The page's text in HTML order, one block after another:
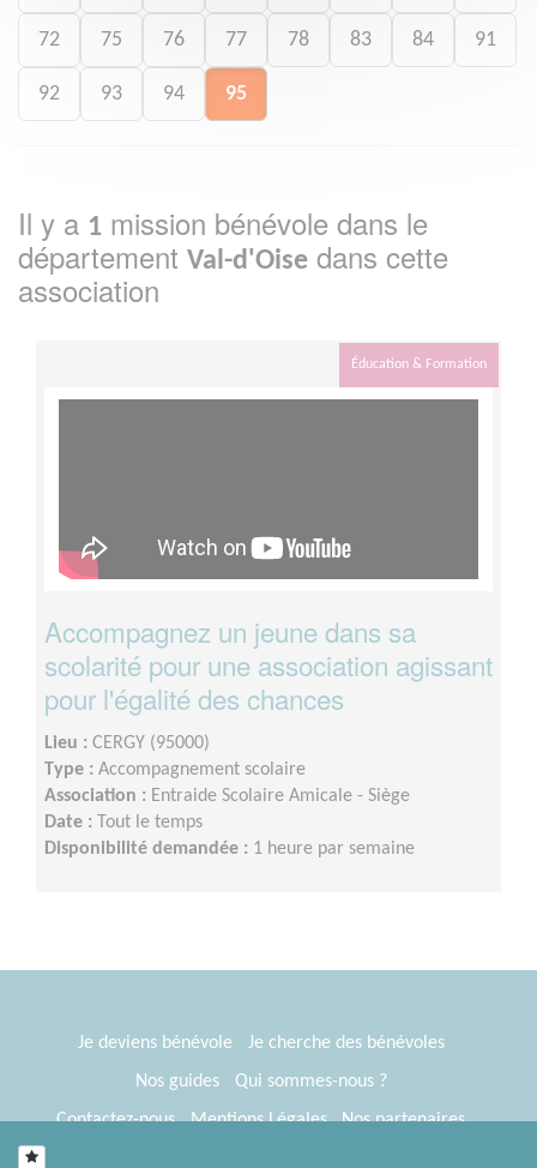
72 75 76 77 78 83 84 91
92 93 94 95
Il y a 1 mission bénévole dans le
département Val-d'Oise dans cette
association
Éducation & Formation
Accompagnez un jeune dans sa
scolarité pour une association agissant
pour l'égalité des chances
Lieu : CERGY (95000)
Type : Accompagnement scolaire
Association : Entraide Scolaire Amicale - Siège
Date :
Tout le temps
Disponibilité demandée : 1 heure par semaine
Je deviens bénévole
Je cherche des bénévoles
Nos guides
Qui sommes-nous ?
Contactez-nous
Mentions Légales
Nos partenaires